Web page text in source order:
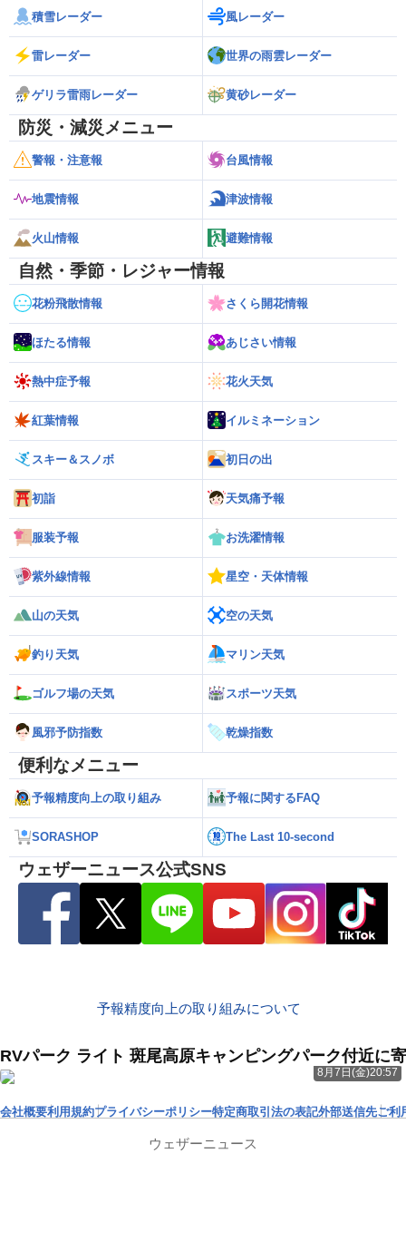
積雪レーダー 風レーダー
雷レーダー 世界の雨雲レーダー
ゲリラ雷雨レーダー 黄砂レーダー
防災・減災メニュー
警報・注意報 台風情報
地震情報 津波情報
火山情報 避難情報
自然・季節・レジャー情報
花粉飛散情報 さくら開花情報
ほたる情報 あじさい情報
熱中症予報 花火天気
紅葉情報 イルミネーション
スキー＆スノボ 初日の出
初詣 天気痛予報
服装予報 お洗濯情報
紫外線情報 星空・天体情報
山の天気 空の天気
釣り天気 マリン天気
ゴルフ場の天気 スポーツ天気
風邪予防指数 乾燥指数
便利なメニュー
予報精度向上の取り組み 予報に関するFAQ
SORASHOP The Last 10-second
ウェザーニュース公式SNS
予報精度向上の取り組みについて
RVパーク ライト 斑尾高原キャンピングパーク付近に
8月7日(金)20:57
会社概要利用規約プライバシーポリシー特定商取引法の表記外部送信先ご利
ウェザーニュース